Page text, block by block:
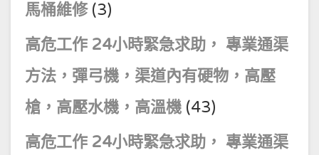
馬桶維修(3)
高危工作 24小時緊急求助， 專業通渠
方法，彈弓機，渠道內有硬物，高壓
槍，高壓水機，高溫機 (43)
高危工作 24小時緊急求助， 專業通渠